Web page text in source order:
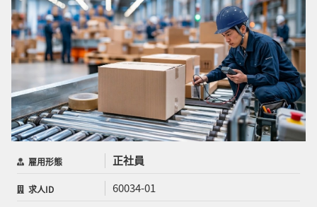
雇用形態 正社員
求人ID 60034-01